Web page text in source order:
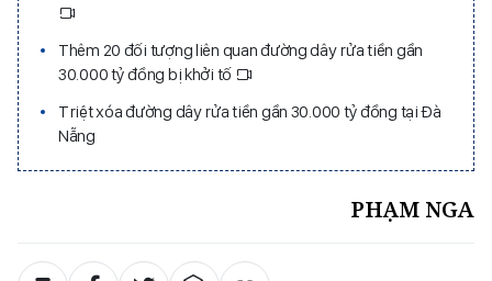
Thêm 20 đối tượng liên quan đường dây rửa tiền gần
30.000 tỷ đồng bị khởi tố
Triệt xóa đường dây rửa tiền gần 30.000 tỷ đồng tại Đà
Nẵng
PHẠM NGA